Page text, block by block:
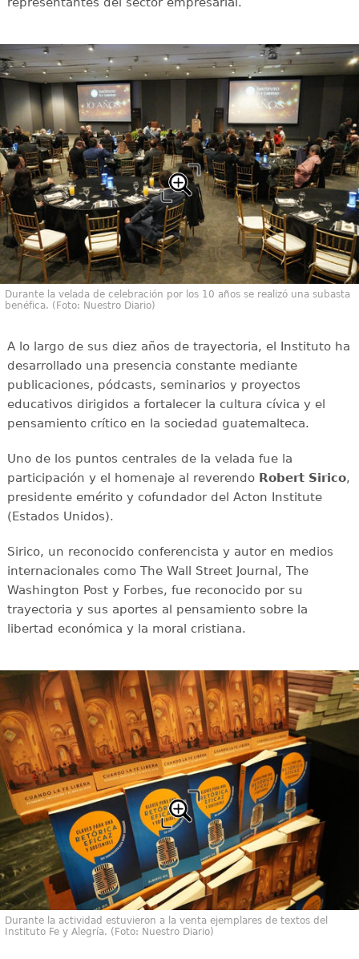
Durante la velada de celebración por los 10 años se realizó una subasta
benéfica. (Foto: Nuestro Diario)
A lo largo de sus diez años de trayectoria, el Instituto ha
desarrollado una presencia constante mediante
publicaciones, pódcasts, seminarios y proyectos
educativos dirigidos a fortalecer la cultura cívica y el
pensamiento crítico en la sociedad guatemalteca.
Uno de los puntos centrales de la velada fue la
participación y el homenaje al reverendo Robert Sirico,
presidente emérito y cofundador del Acton Institute
(Estados Unidos).
Sirico, un reconocido conferencista y autor en medios
internacionales como The Wall Street Journal, The
Washington Post y Forbes, fue reconocido por su
trayectoria y sus aportes al pensamiento sobre la
libertad económica y la moral cristiana.
Durante la actividad estuvieron a la venta ejemplares de textos del
Instituto Fe y Alegría. (Foto: Nuestro Diario)